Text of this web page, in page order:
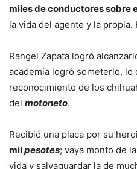
miles de conductores sobre
la vida del agente y la
Rangel Zapata logró
academia logró someterlo, lo
reconocimiento de los
del motoneto.
Recibió una placa por su
milpesotes; vaya monto de
vida y salvaguardar la de